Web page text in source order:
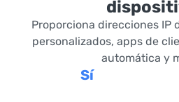
Proporciona direcciones IP
personalizados, apps de
automática y
Sí